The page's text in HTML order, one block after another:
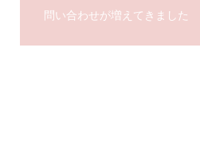
問い合わせが増えてきました